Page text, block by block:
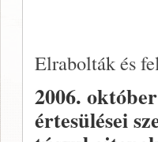
Elrabolták és
2006. október
értesülései